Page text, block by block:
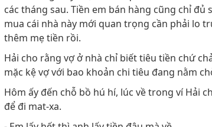
các tháng sau. Tiền em bán hàng cũng chỉ
mua cái nhà này mới quan trọng cần phải lo
thêm mẹ tiền rồi.
Hải cho rằng vợ ở nhà chỉ biết tiêu tiền chứ
mặc kệ vợ với bao khoản chi tiêu đang nằm
Hôm ấy đến chỗ bồ hú hí, lúc về trong ví Hải
để đi mat-xa.